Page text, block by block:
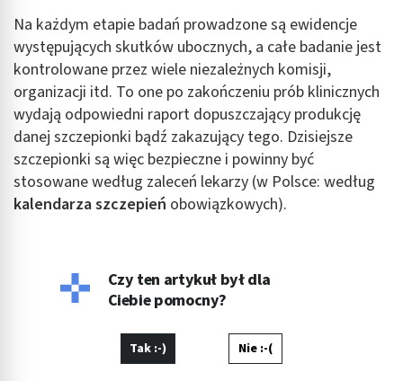
Na każdym etapie badań prowadzone są ewidencje
występujących skutków ubocznych, a całe badanie jest
kontrolowane przez wiele niezależnych komisji,
organizacji itd. To one po zakończeniu prób klinicznych
wydają odpowiedni raport dopuszczający produkcję
danej szczepionki bądź zakazujący tego. Dzisiejsze
szczepionki są więc bezpieczne i powinny być
stosowane według zaleceń lekarzy (w Polsce: według
kalendarza szczepień obowiązkowych).
Czy ten artykuł był dla
Ciebie pomocny?
Tak :-) Nie :-(